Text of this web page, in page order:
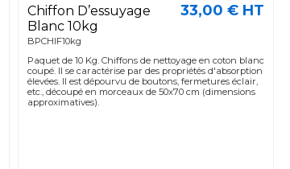
Chiffon D’essuyage
Blanc 10kg
BPCHIF10kg
33,00 € HT
Paquet de 10 Kg. Chiffons de nettoyage en coton blanc
coupé. Il se caractérise par des propriétés d'absorption
élevées. Il est dépourvu de boutons, fermetures éclair,
etc., découpé en morceaux de 50x70 cm (dimensions
approximatives).